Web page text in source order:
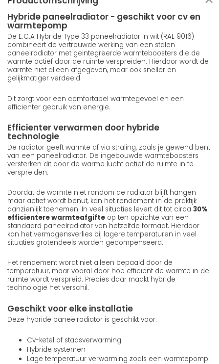
Hybride paneelradiator - geschikt voor cv en
warmtepomp
De E.C.A Hybride Type 33 paneelradiator in wit (RAL 9016)
combineert de vertrouwde werking van een stalen
paneelradiator met geintegreerde warmteboosters die de
warmte actief door de ruimte verspreiden. Hierdoor wordt de
warmte niet alleen afgegeven, maar ook sneller en
gelijkmatiger verdeeld.
Dit zorgt voor een comfortabel warmtegevoel en een
efficienter gebruik van energie.
Efficienter verwarmen door hybride
technologie
De radiator geeft warmte af via straling, zoals je gewend bent
van een paneelradiator. De ingebouwde warmteboosters
versterken dit door de warme lucht actief de ruimte in te
verspreiden.
Doordat de warmte niet rondom de radiator blijft hangen
maar actief wordt benut, kan het rendement in de praktijk
aanzienlijk toenemen. In veel situaties levert dit tot circa 30%
efficientere warmteafgifte op ten opzichte van een
standaard paneelradiator van hetzelfde formaat. Hierdoor
kan het vermogensverlies bij lagere temperaturen in veel
situaties grotendeels worden gecompenseerd.
Het rendement wordt niet alleen bepaald door de
temperatuur, maar vooral door hoe efficient de warmte in de
ruimte wordt verspreid. Precies daar maakt hybride
technologie het verschil.
Geschikt voor elke installatie
Deze hybride paneelradiator is geschikt voor:
Cv-ketel of stadsverwarming
Hybride systemen
Lage temperatuur verwarming zoals een warmtepomp